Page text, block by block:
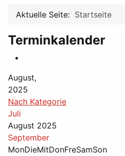
Aktuelle Seite: Startseite
Terminkalender
August,
2025
Nach Kategorie
Juli
August 2025
September
MonDieMitDonFreSamSon